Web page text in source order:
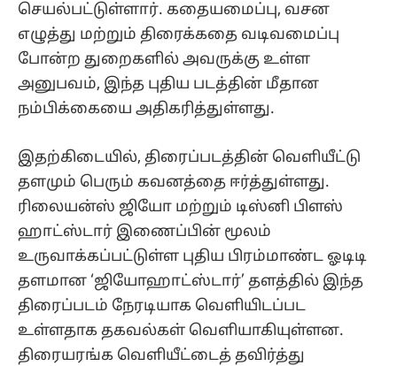
செயல்பட்டுள்ளார். கதையமைப்பு, வசன
எழுத்து மற்றும் திரைக்கதை வடிவமைப்பு
போன்ற துறைகளில் அவருக்கு உள்ள
அனுபவம், இந்த புதிய படத்தின் மீதான
நம்பிக்கையை அதிகரித்துள்ளது.
இதற்கிடையில், திரைப்படத்தின் வெளியீட்டு
தளமும் பெரும் கவனத்தை ஈர்த்துள்ளது.
ரிலையன்ஸ் ஜியோ மற்றும் டிஸ்னி பிளஸ்
ஹாட்ஸ்டார் இணைப்பின் மூலம்
உருவாக்கப்பட்டுள்ள புதிய பிரம்மாண்ட ஓடிடி
தளமான ‘ஜியோஹாட்ஸ்டார்’ தளத்தில் இந்த
திரைப்படம் நேரடியாக வெளியிடப்பட
உள்ளதாக தகவல்கள் வெளியாகியுள்ளன.
திரையரங்க வெளியீட்டைத் தவிர்த்து